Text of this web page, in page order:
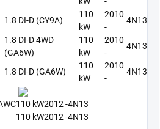
1.8 DI-D (CY9A)
110
kW
2010
-
4N13
1.8 DI-D 4WD
(GA6W)
110
kW
2010
-
4N13
1.8 DI-D (GA6W)
110
kW
2010
-
4N13
110 kW2012 -4N13
110 kW2012 -4N13